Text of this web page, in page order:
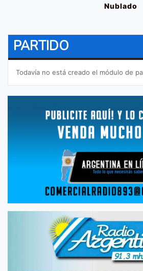
Nublado
PARTIDO
Todavía no está creado el módulo de